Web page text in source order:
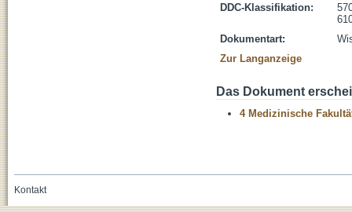
DDC-Klassifikation:
Dokumentart:
Zur Langanzeige
Das Dokument
4 Medizinische
Kontakt